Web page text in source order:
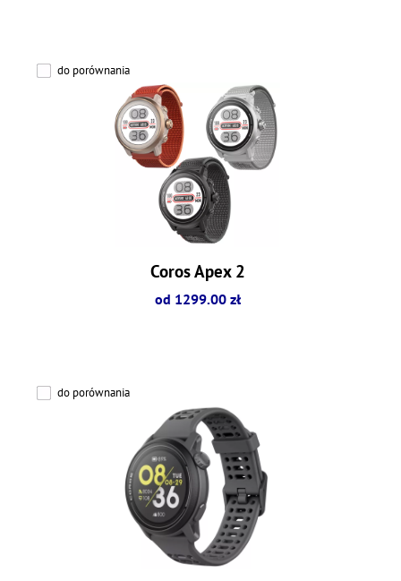
do porównania
Coros Apex 2
od 1299.00 zł
do porównania